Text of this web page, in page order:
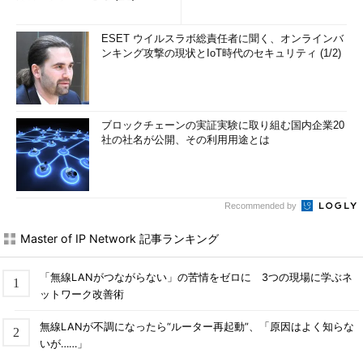
ESET ウイルスラボ総責任者に聞く、オンラインバ
ンキング攻撃の現状とIoT時代のセキュリティ (1/2)
ブロックチェーンの実証実験に取り組む国内企業20
社の社名が公開、その利用用途とは
Recommended by
Master of IP Network 記事ランキング
「無線LANがつながらない」の苦情をゼロに 3つの現場に学ぶネ
ットワーク改善術
無線LANが不調になったら“ルーター再起動”、「原因はよく知らな
いが……」